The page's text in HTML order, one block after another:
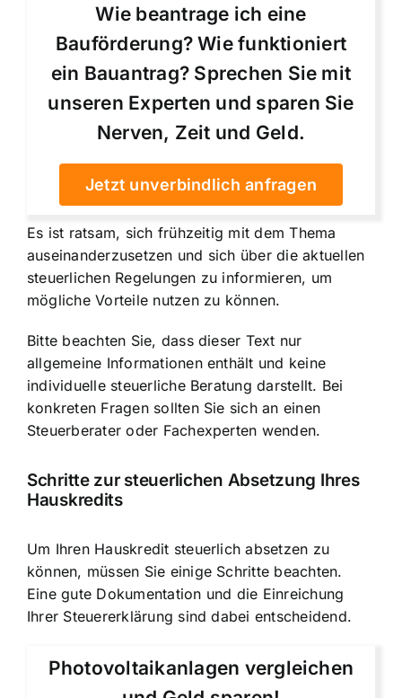
Wie beantrage ich eine
Bauförderung? Wie funktioniert
ein Bauantrag? Sprechen Sie mit
unseren Experten und sparen Sie
Nerven, Zeit und Geld.
Jetzt unverbindlich anfragen
Es ist ratsam, sich frühzeitig mit dem Thema
auseinanderzusetzen und sich über die aktuellen
steuerlichen Regelungen zu informieren, um
mögliche Vorteile nutzen zu können.
Bitte beachten Sie, dass dieser Text nur
allgemeine Informationen enthält und keine
individuelle steuerliche Beratung darstellt. Bei
konkreten Fragen sollten Sie sich an einen
Steuerberater oder Fachexperten wenden.
Schritte zur steuerlichen Absetzung Ihres
Hauskredits
Um Ihren Hauskredit steuerlich absetzen zu
können, müssen Sie einige Schritte beachten.
Eine gute Dokumentation und die Einreichung
Ihrer Steuererklärung sind dabei entscheidend.
Photovoltaikanlagen vergleichen